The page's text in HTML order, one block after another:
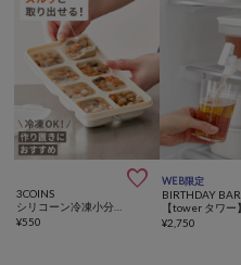

3COINS
¥550
WEB限定
BIRTHDAY BAR
¥2,750